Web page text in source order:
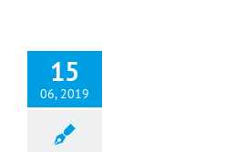
15
06, 2019